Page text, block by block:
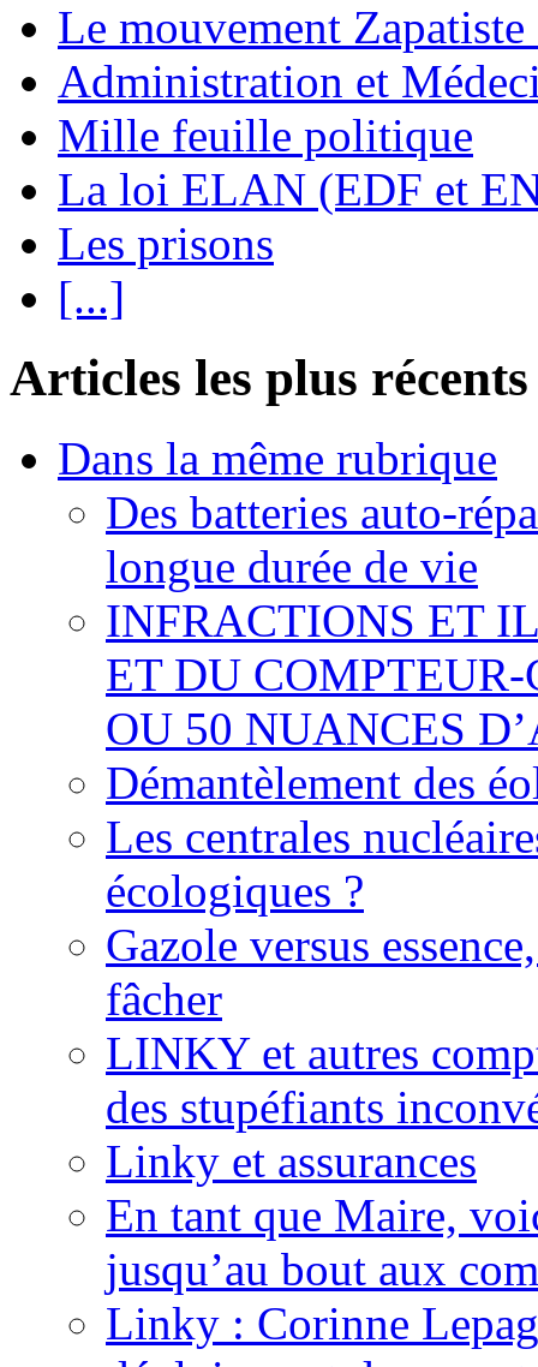
Le mouvement
Administration et
Mille feuille politique
La loi ELAN (EDF et
Les prisons
[...]
Articles les plus récents
Dans la même rubrique
Des batteries auto-
longue durée de vie
INFRACTIONS ET
ET DU
OU 50 NUANCES
Démantèlement des
Les centrales
écologiques ?
Gazole versus
fâcher
LINKY et autres
des stupéfiants
Linky et assurances
En tant que Maire,
jusqu’au bout aux
Linky : Corinne